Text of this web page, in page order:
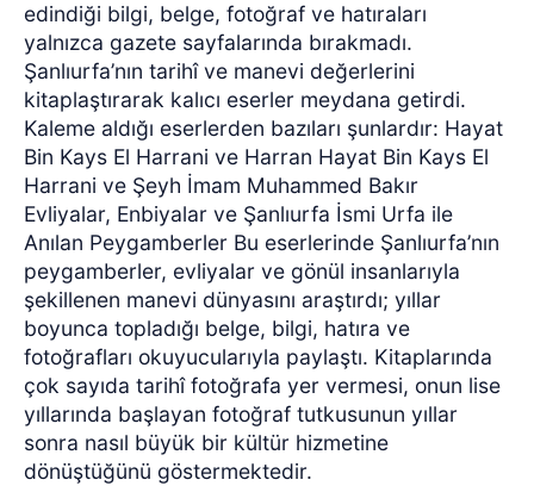
edindiği bilgi, belge, fotoğraf ve hatıraları
yalnızca gazete sayfalarında bırakmadı.
Şanlıurfa’nın tarihî ve manevi değerlerini
kitaplaştırarak kalıcı eserler meydana getirdi.
Kaleme aldığı eserlerden bazıları şunlardır: Hayat
Bin Kays El Harrani ve Harran Hayat Bin Kays El
Harrani ve Şeyh İmam Muhammed Bakır
Evliyalar, Enbiyalar ve Şanlıurfa İsmi Urfa ile
Anılan Peygamberler Bu eserlerinde Şanlıurfa’nın
peygamberler, evliyalar ve gönül insanlarıyla
şekillenen manevi dünyasını araştırdı; yıllar
boyunca topladığı belge, bilgi, hatıra ve
fotoğrafları okuyucularıyla paylaştı. Kitaplarında
çok sayıda tarihî fotoğrafa yer vermesi, onun lise
yıllarında başlayan fotoğraf tutkusunun yıllar
sonra nasıl büyük bir kültür hizmetine
dönüştüğünü göstermektedir.